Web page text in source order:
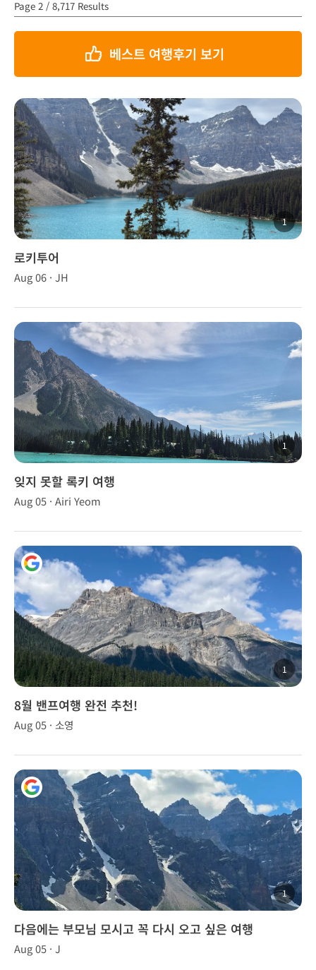
Page 2 / 8,717 Results
베스트 여행후기 보기
1
로키투어
Aug 06 · JH
1
잊지 못할 록키 여행
Aug 05 · Airi Yeom
1
8월 밴프여행 완전 추천!
Aug 05 · 소영
1
다음에는 부모님 모시고 꼭 다시 오고 싶은 여행
Aug 05 · J